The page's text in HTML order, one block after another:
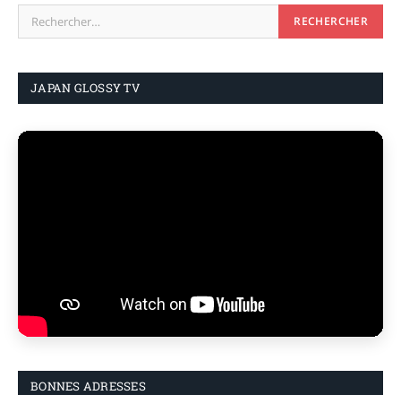
JAPAN GLOSSY TV
BONNES ADRESSES